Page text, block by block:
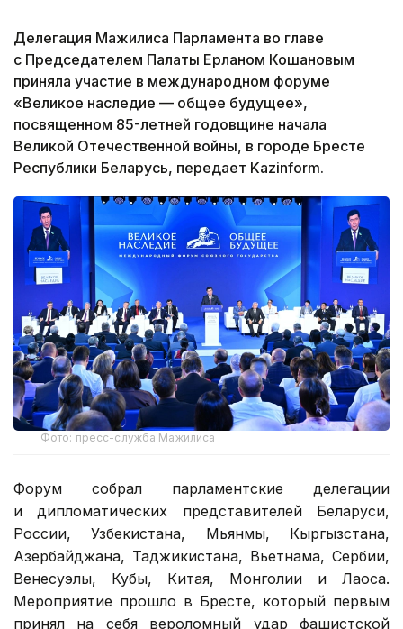
Делегация Мажилиса Парламента во главе
с Председателем Палаты Ерланом Кошановым
приняла участие в международном форуме
«Великое наследие — общее будущее»,
посвященном 85-летней годовщине начала
Великой Отечественной войны, в городе Бресте
Республики Беларусь, передает Kazinform.
Фото: пресс-служба Мажилиса
Форум собрал парламентские делегации
и дипломатических представителей Беларуси,
России, Узбекистана, Мьянмы, Кыргызстана,
Азербайджана, Таджикистана, Вьетнама, Сербии,
Венесуэлы, Кубы, Китая, Монголии и Лаоса.
Мероприятие прошло в Бресте, который первым
принял на себя вероломный удар фашистской